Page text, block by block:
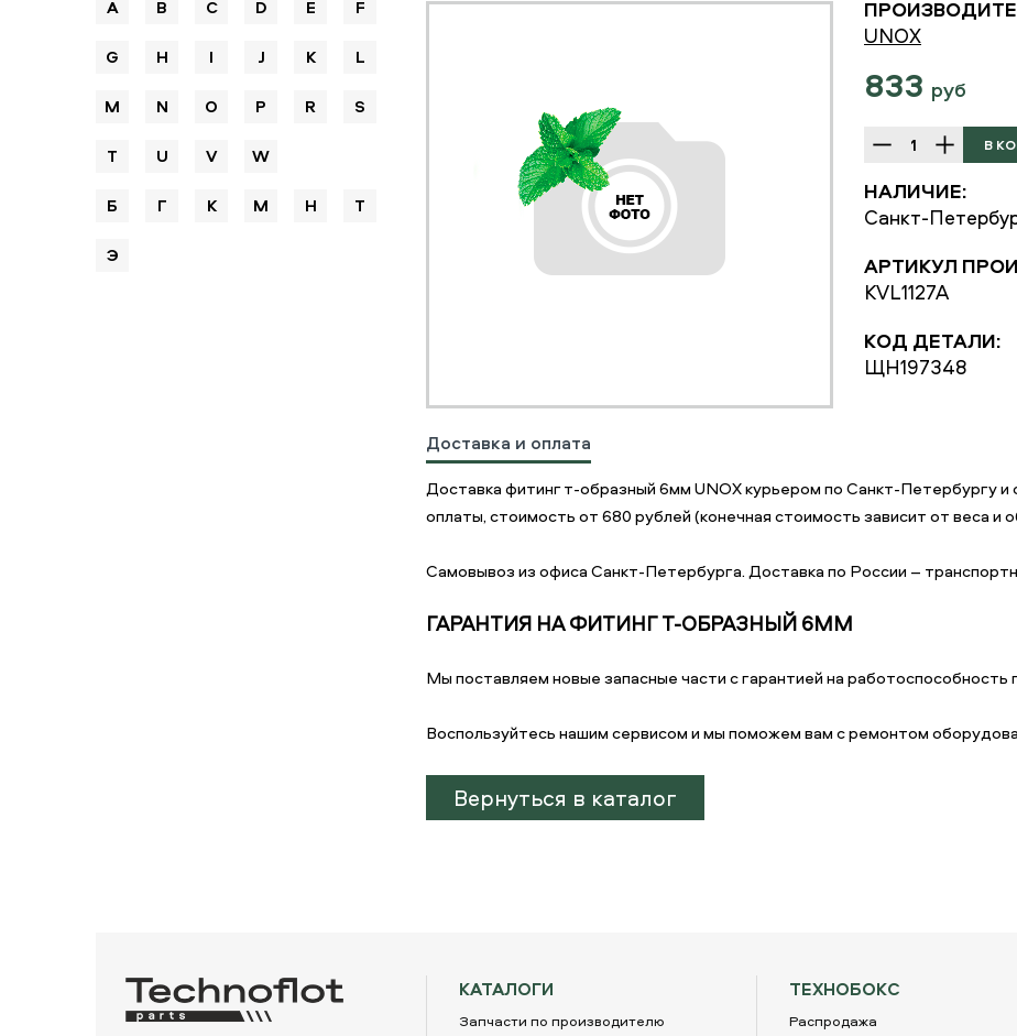
A B C D E F
G H I J K L
M N O P R S
T U V W
Б Г К М Н Т
Э
UNOX
833 руб
НАЛИЧИЕ:
Санкт-
АРТИКУЛ
KVL1127A
КОД ДЕТАЛИ:
ЩН197348
Доставка и оплата
Доставка фитинг т-образный 6мм UNOX курьером по Санкт-Петербургу
оплаты, стоимость от 680 рублей (конечная стоимость зависит от веса и
Самовывоз из офиса Санкт-Петербурга. Доставка по России –
ГАРАНТИЯ НА ФИТИНГ Т-ОБРАЗНЫЙ 6ММ
Мы поставляем новые запасные части с гарантией на работоспособность
Воспользуйтесь нашим сервисом и мы поможем вам с ремонтом
Вернуться в каталог
ТЕХНОБОКС
Распродажа
КАТАЛОГИ
Запчасти по производителю